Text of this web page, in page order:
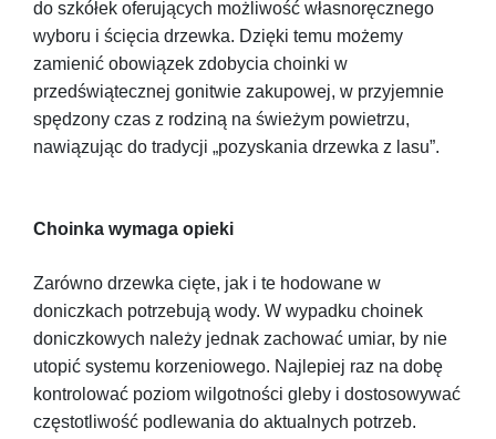
do szkółek oferujących możliwość własnoręcznego
wyboru i ścięcia drzewka. Dzięki temu możemy
zamienić obowiązek zdobycia choinki w
przedświątecznej gonitwie zakupowej, w przyjemnie
spędzony czas z rodziną na świeżym powietrzu,
nawiązując do tradycji „pozyskania drzewka z lasu”.
Choinka wymaga opieki
Zarówno drzewka cięte, jak i te hodowane w
doniczkach potrzebują wody. W wypadku choinek
doniczkowych należy jednak zachować umiar, by nie
utopić systemu korzeniowego. Najlepiej raz na dobę
kontrolować poziom wilgotności gleby i dostosowywać
częstotliwość podlewania do aktualnych potrzeb.